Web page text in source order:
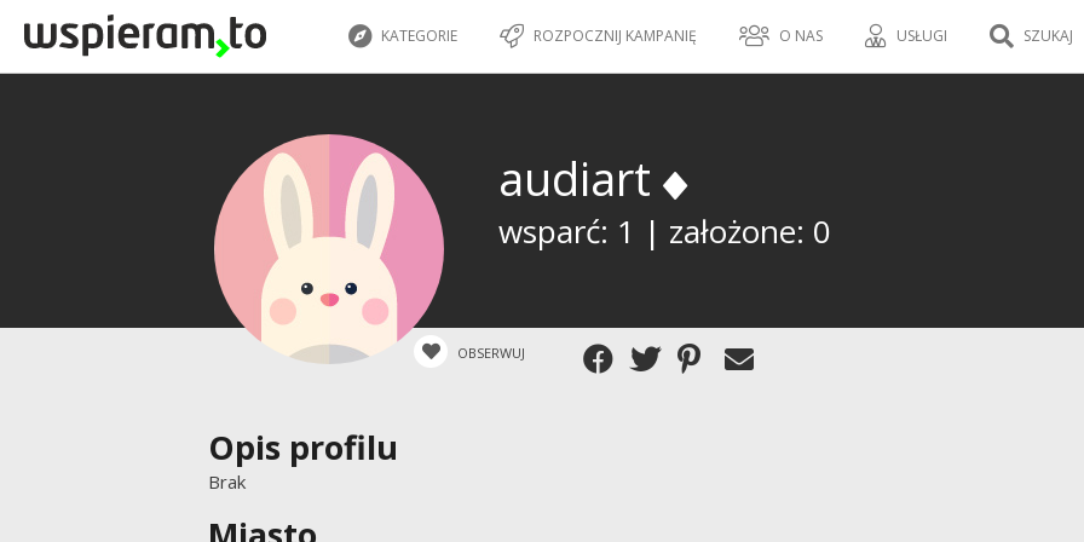
KATEGORIE ROZPOCZNIJ KAMPANIĘ O NAS USŁUGI SZUKAJ
audiart
wsparć: 1 | założone: 0
OBSERWUJ
Opis profilu
Brak